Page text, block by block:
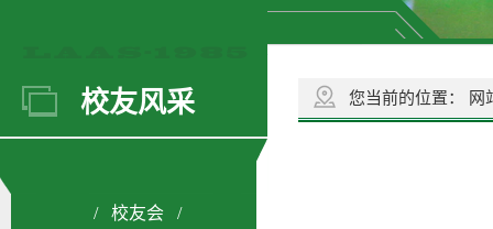
校友风采
/ 校友会 /
您当前的位置： 网